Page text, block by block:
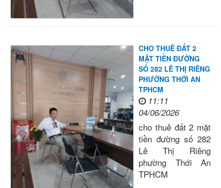
CHO THUÊ ĐẤT 2
MẶT TIỀN ĐƯỜNG
SỐ 282 LÊ THỊ RIÊNG
PHƯỜNG THỚI AN
TPHCM
11:11
04/06/2026
cho thuê đất 2 mặt
tiền đường số 282
Lê Thị Riêng
phường Thới An
TPHCM